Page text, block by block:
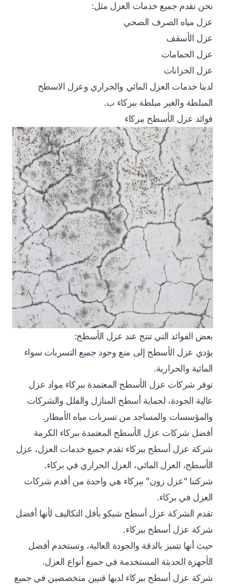
نحن نقدم جميع خدمات العزل مثل:
عزل مياه الصرف الصحي
عزل الأسقف
عزل الحمامات
عزل الخزانات
لدينا خدمات العزل المائي والحراري وعزل الاسطح
المبلطة والغير مبلطة ببركاء ب.
فوائد عزل الأسطح ببركاء
بعض الفوائد التي تنتج عند عزل الأسطح:
يؤدي عزل الأسطح إلى منع وجود جميع التسربات سواء
المائية والحرارية.
توفر شركات عزل الأسطح المعتمدة ببركاء مواد عزل
عالية الجودة، لحماية أسطح المنازل والفلل والشركات
والمؤسسات والمساجد من تسربات مياه الأمطار.
أفضل شركات عزل الأسطح المعتمدة ببركاء الكرمة
شركة عزل أسطح ببركاء تقدم جميع خدمات العزل، عزل
الأسطح، العزل المائي، العزل الحراري في بركاء.
شركتنا “عزل زون” ببركاء هي واحدة من أقدم شركات
العزل في بركاء.
تقدم الشركة عزل أسطح شيكو بأقل التكاليف لأنها أفضل
شركة عزل أسطح ببركاء.
حيث أنها تتميز بالدقة والجودة العالية، وتستخدم أفضل
الأجهزة الحديثة المستخدمة في جميع أنواع العزل.
شركة عزل أسطح ببركاء لديها فنيين متخصصين في جميع